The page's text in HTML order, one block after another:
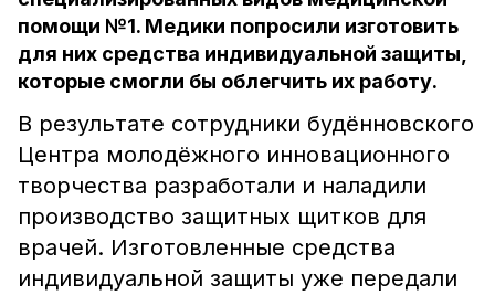
помощи №1. Медики попросили изготовить
для них средства индивидуальной защиты,
которые смогли бы облегчить их работу.
В результате сотрудники будённовского
Центра молодёжного инновационного
творчества разработали и наладили
производство защитных щитков для
врачей. Изготовленные средства
индивидуальной защиты уже передали